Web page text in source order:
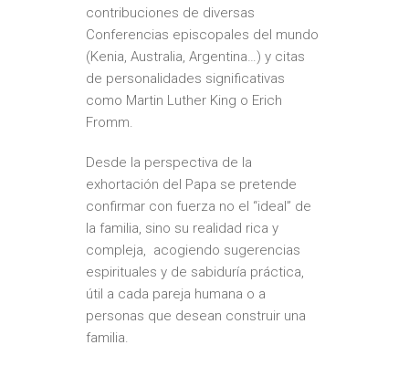
contribuciones de diversas
Conferencias episcopales del mundo
(Kenia, Australia, Argentina…) y citas
de personalidades significativas
como Martin Luther King o Erich
Fromm.
Desde la perspectiva de la
exhortación del Papa se pretende
confirmar con fuerza no el “ideal” de
la familia, sino su realidad rica y
compleja, acogiendo sugerencias
espirituales y de sabiduría práctica,
útil a cada pareja humana o a
personas que desean construir una
familia.